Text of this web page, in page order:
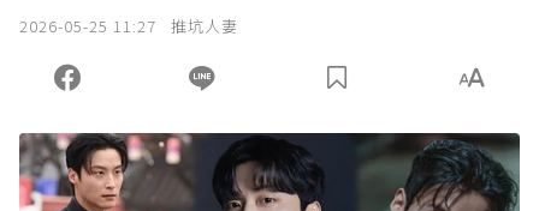
2026-05-25 11:27 推坑人妻